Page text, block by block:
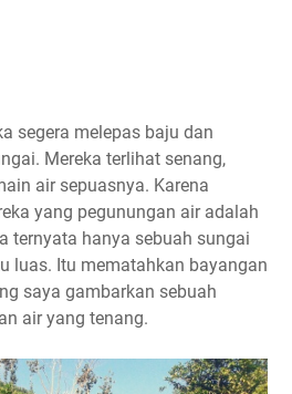
segera melepas baju dan
Mereka terlihat senang,
air sepuasnya. Karena
yang pegunungan air adalah
ternyata hanya sebuah sungai
luas. Itu mematahkan bayangan
saya gambarkan sebuah
air yang tenang.